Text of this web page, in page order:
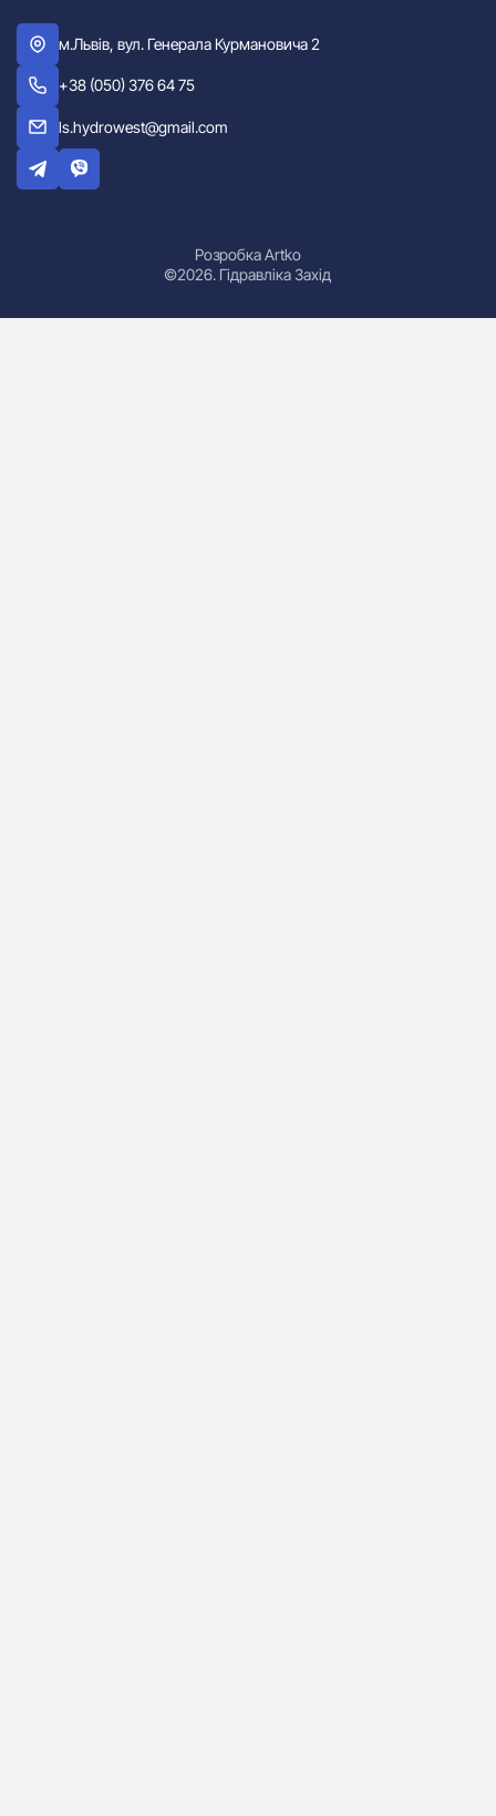
м.Львів, вул. Генерала Курмановича 2
+38 (050) 376 64 75
ls.hydrowest@gmail.com
©2026. Гідравліка Захід
Розробка Artko